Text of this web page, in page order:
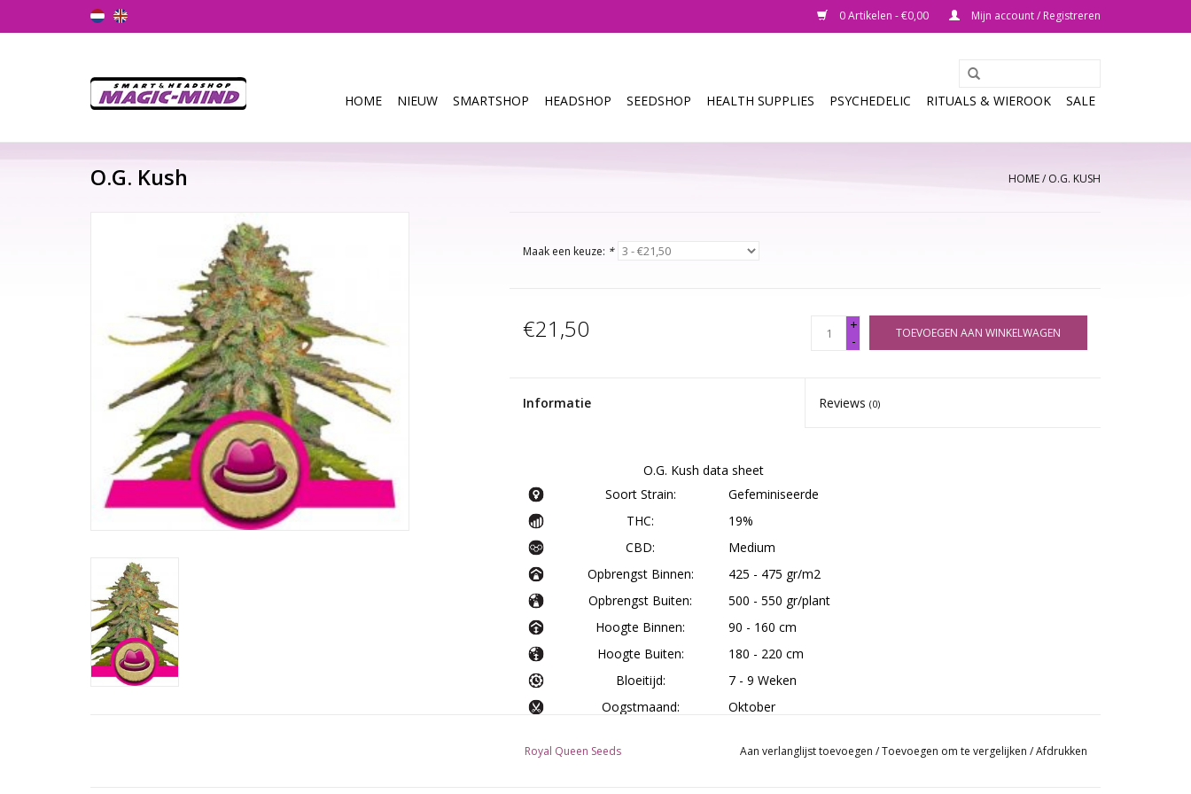
0 Artikelen - €0,00 Mijn account / Registreren
HOME NIEUW SMARTSHOP HEADSHOP SEEDSHOP HEALTH SUPPLIES PSYCHEDELIC RITUALS & WIEROOK SALE
O.G. Kush HOME/O.G. KUSH
Maak een keuze: *
€21,50
+
-
TOEVOEGEN AAN WINKELWAGEN
Informatie Reviews(0)
O.G. Kush data sheet
Soort Strain:
Gefeminiseerde
THC:
19%
CBD:
Medium
Opbrengst Binnen:
425 - 475 gr/m2
Opbrengst Buiten:
500 - 550 gr/plant
Hoogte Binnen:
90 - 160 cm
Hoogte Buiten:
180 - 220 cm
Bloeitijd:
7 - 9 Weken
Oogstmaand:
Oktober
Genetische Achtergrond:
x Pakistani Kush
Royal Queen Seeds Aan verlanglijst toevoegen /Toevoegen om te vergelijken /Afdrukken